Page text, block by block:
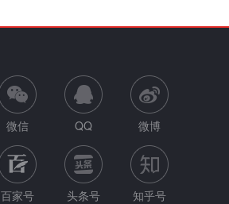
微信 QQ 微博
百家号 头条号 知乎号